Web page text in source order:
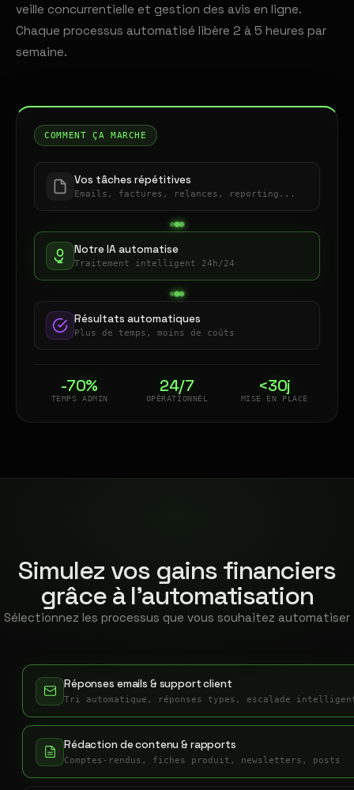
veille concurrentielle et gestion des avis en ligne.
Chaque processus automatisé libère 2 à 5 heures par
semaine.
COMMENT ÇA MARCHE
Vos tâches répétitives
Emails, factures, relances, reporting...
Notre IA automatise
Traitement intelligent 24h/24
Résultats automatiques
Plus de temps, moins de coûts
-70%
TEMPS ADMIN
24/7
OPÉRATIONNEL
<30j
MISE EN PLACE
Simulez vos gains financiers
grâce à l'automatisation
Sélectionnez les processus que vous souhaitez automatiser
Réponses emails & support client
Tri automatique, réponses types, escalade
Rédaction de contenu & rapports
Comptes-rendus, fiches produit, newsletters, posts